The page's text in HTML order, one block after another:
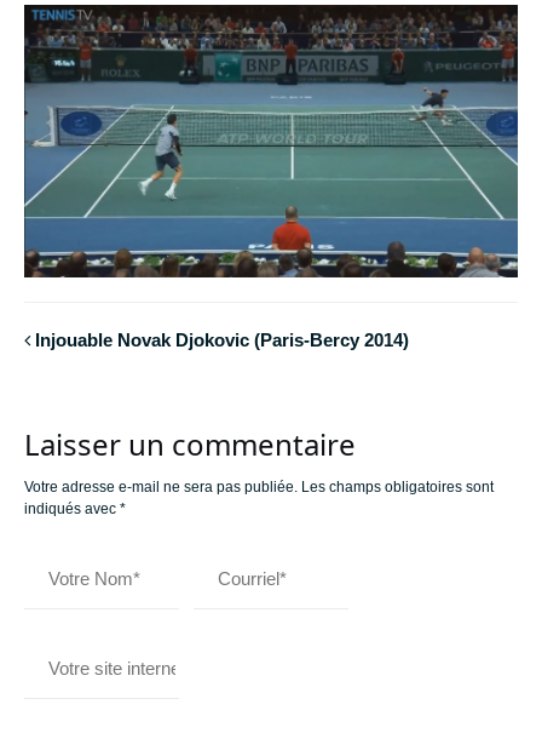
Injouable Novak Djokovic (Paris-Bercy 2014)
Laisser un commentaire
Votre adresse e-mail ne sera pas publiée. Les champs obligatoires sont
indiqués avec *